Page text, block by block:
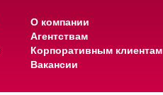
О компании
Агентствам
Корпоративным клиентам
Вакансии